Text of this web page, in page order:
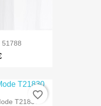
51788
T21830
favorite_border